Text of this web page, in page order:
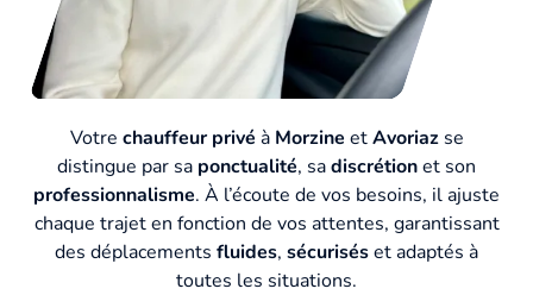
Votre chauffeur privé à Morzine etAvoriazse
distingue par sa ponctualité, sadiscrétionet son
professionnalisme. À l’écoute de vos besoins, il ajuste
chaque trajet en fonction de vos attentes, garantissant
des déplacements fluides, sécuriséset adaptés à
toutes les situations.